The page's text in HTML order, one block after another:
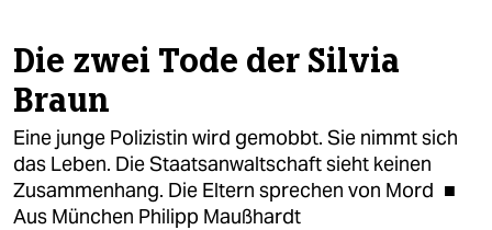
themen
politik
öko
gesellschaft
Die zwei Tode der Silvia
Braun
Eine junge Polizistin wird gemobbt. Sie nimmt sich
das Leben. Die Staatsanwaltschaft sieht keinen
Zusammenhang. Die Eltern sprechen von Mord ■
Aus München Philipp Maußhardt